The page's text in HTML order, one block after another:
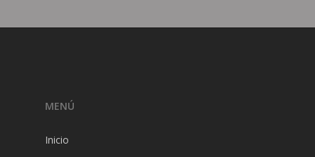
MENÚ
Inicio